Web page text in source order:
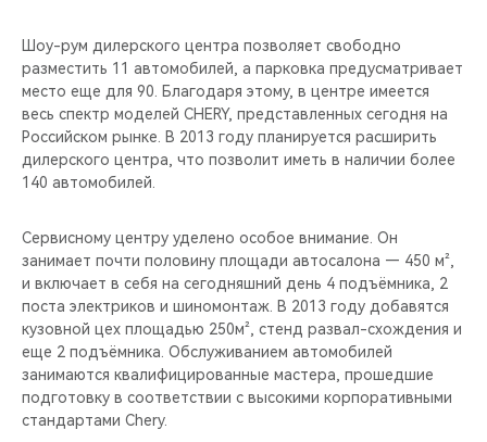
Шоу-рум дилерского центра позволяет свободно
разместить 11 автомобилей, а парковка предусматривает
место еще для 90. Благодаря этому, в центре имеется
весь спектр моделей CHERY, представленных сегодня на
Российском рынке. В 2013 году планируется расширить
дилерского центра, что позволит иметь в наличии более
140 автомобилей.
Сервисному центру уделено особое внимание. Он
занимает почти половину площади автосалона — 450 м²,
и включает в себя на сегодняшний день 4 подъёмника, 2
поста электриков и шиномонтаж. В 2013 году добавятся
кузовной цех площадью 250м², стенд развал-схождения и
еще 2 подъёмника. Обслуживанием автомобилей
занимаются квалифицированные мастера, прошедшие
подготовку в соответствии с высокими корпоративными
стандартами Chery.